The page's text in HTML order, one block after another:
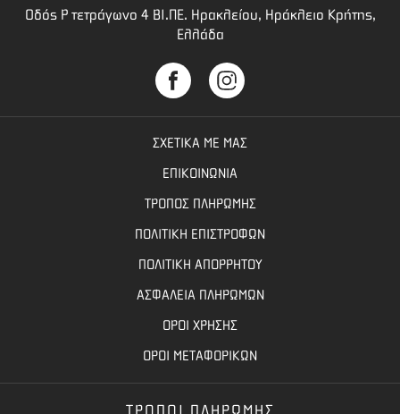
Οδός Ρ τετράγωνο 4 BI.ΠΕ. Ηρακλείου, Ηράκλειο Κρήτης,
Ελλάδα
ΣΧΕΤΙΚΑ ΜΕ ΜΑΣ
ΕΠΙΚΟΙΝΩΝΙΑ
ΤΡΟΠΟΣ ΠΛΗΡΩΜΗΣ
ΠΟΛΙΤΙΚΗ ΕΠΙΣΤΡΟΦΩΝ
ΠΟΛΙΤΙΚΗ ΑΠΟΡΡΗΤΟΥ
ΑΣΦΑΛΕΙΑ ΠΛΗΡΩΜΩΝ
ΟΡΟΙ ΧΡΗΣΗΣ
ΟΡΟΙ ΜΕΤΑΦΟΡΙΚΩΝ